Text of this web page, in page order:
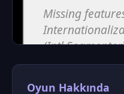
Oyun Hakkında